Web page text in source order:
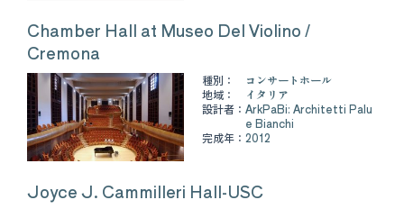
Chamber Hall at Museo Del Violino /
Cremona
種別：
コンサートホール
地域：
イタリア
設計者： ArkPaBi: Architetti Palu
e Bianchi
完成年： 2012
Joyce J. Cammilleri Hall-USC